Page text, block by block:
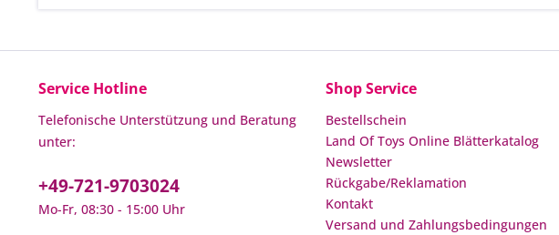
Service Hotline
Telefonische Unterstützung und Beratung
unter:
+49-721-9703024
Mo-Fr, 08:30 - 15:00 Uhr
Shop Service
Bestellschein
Land Of Toys Online Blätterkatalog
Newsletter
Rückgabe/Reklamation
Kontakt
Versand und Zahlungsbedingungen